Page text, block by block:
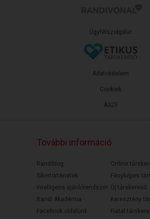
Ügyfélszolgálat
ÁSZF
Adatvédelem
Cookiek
További információ
Randiblog
Sikertörténetek
Intelligens ajánlórendszer
Randi Akadémia
Facebook oldalunk
Online
Fényképes
Új társkereső
Keresztény
Fiatal